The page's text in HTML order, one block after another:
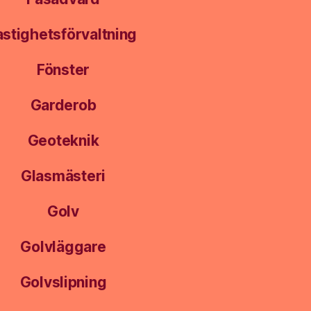
Fönster
Garderob
Geoteknik
Glasmästeri
Golv
Golvläggare
Golvslipning